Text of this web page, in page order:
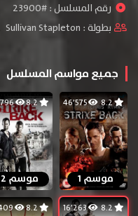
رقم المسلسل : #23900
بطولة : Sullivan Stapleton
جميع مواسم المسلسل
8.2 46٬575
موسم 1
8.2 23٬796
موسم 2
8.2 16٬263 8.2 17٬409